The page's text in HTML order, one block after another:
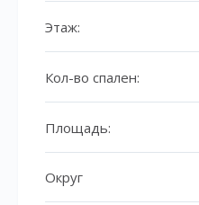
Этаж:
Кол-во спален:
Площадь:
Округ